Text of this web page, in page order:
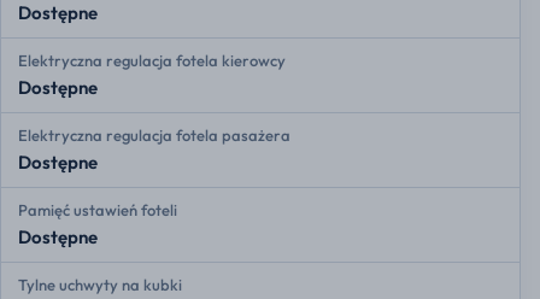
Dostępne
Elektryczna regulacja fotela kierowcy
Dostępne
Elektryczna regulacja fotela pasażera
Dostępne
Pamięć ustawień foteli
Dostępne
Tylne uchwyty na kubki